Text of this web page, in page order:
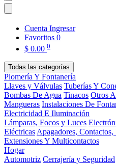
Cuenta Ingresar
Favoritos 0
$ 0.00 0
Todas las categorías
Plomería Y Fontanería
Llaves y Válvulas Tuberías Y
Bombas De Agua Tinacos Otros
Mangueras Instalaciones De
Electricidad E Iluminación
Lámparas, Focos y Luces
Eléctricas Apagadores,
Extensiones Y Multicontactos
Hogar
Automotriz Cerrajería y Seguridad